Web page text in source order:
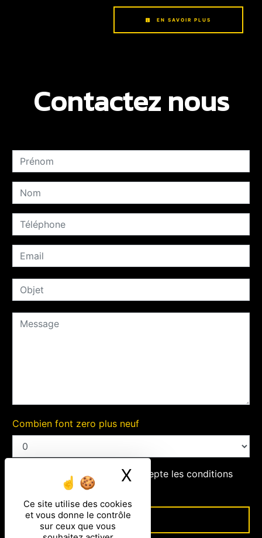
Ce site utilise des cookies
et vous donne le contrôle
sur ceux que vous
X Masquer le
EN SAVOIR PLUS
Contactez nous
Combien font zero plus neuf
En cochant cette case, j'accepte les conditions
particulières ci-dessous **
ENVOYER